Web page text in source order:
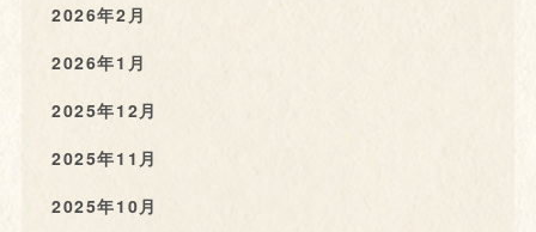
2026年2月
2026年1月
2025年12月
2025年11月
2025年10月